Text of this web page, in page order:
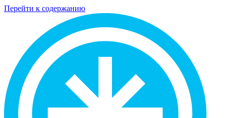
Перейти к содержанию